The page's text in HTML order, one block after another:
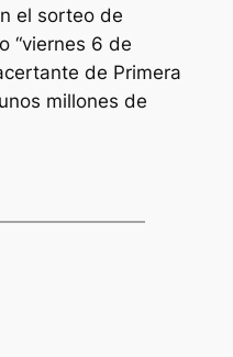
el sorteo de
“viernes 6 de
de Primera
millones de